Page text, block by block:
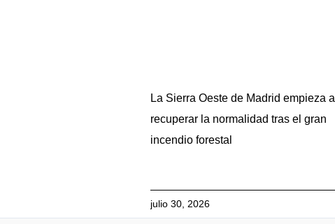
La Sierra Oeste de Madrid empieza a
recuperar la normalidad tras el gran
incendio forestal
julio 30, 2026